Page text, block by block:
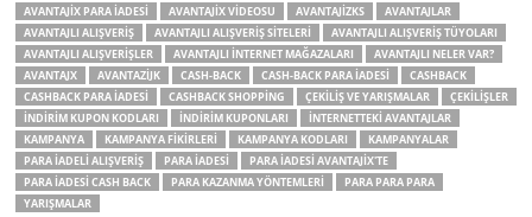
AVANTAJIX PARA IADESI
AVANTAJIX VIDEOSU AVANTAJIZKS
AVANTAJLAR
AVANTAJLI ALIŞVERIŞ
AVANTAJLI ALIŞVERIŞ SITELERI
AVANTAJLI ALIŞVERIŞ TÜYOLARI
AVANTAJLI ALIŞVERIŞLER
AVANTAJLI INTERNET MAĞAZALARI
AVANTAJLI NELER VAR?
AVANTAJX
AVANTAZIJK CASH-BACK CASH-BACK PARA IADESI
CASHBACK
CASHBACK PARA IADESI
CASHBACK SHOPPING ÇEKILIŞ VE YARIŞMALAR
ÇEKILIŞLER
INDIRIM KUPON KODLARI
INDIRIM KUPONLARI
INTERNETTEKI AVANTAJLAR
KAMPANYA
KAMPANYA FIKIRLERI KAMPANYA KODLARI
KAMPANYALAR
PARA IADELI ALIŞVERIŞ
PARA IADESI
PARA IADESI AVANTAJIX'TE
PARA IADESI CASH BACK
PARA KAZANMA YÖNTEMLERI
PARA PARA PARA
YARIŞMALAR